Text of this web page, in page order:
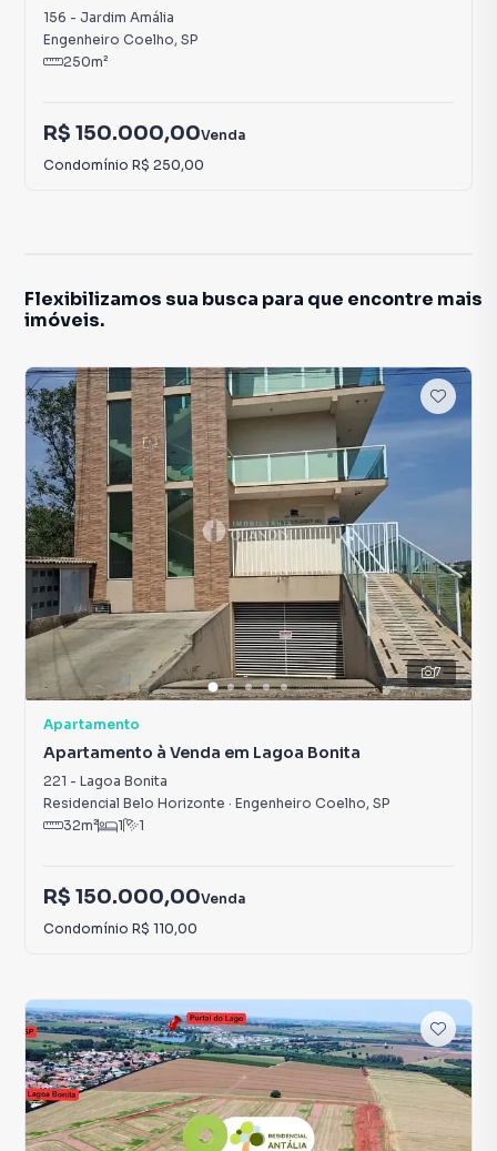
156 - Jardim Amália
Engenheiro Coelho, SP
250m²
R$ 150.000,00Venda
Condomínio R$ 250,00
Flexibilizamos sua busca para que encontre mais
imóveis.
7
Apartamento
Apartamento à Venda em Lagoa Bonita
221 - Lagoa Bonita
Residencial Belo Horizonte · Engenheiro Coelho, SP
32m² 1 1
R$ 150.000,00Venda
Condomínio R$ 110,00